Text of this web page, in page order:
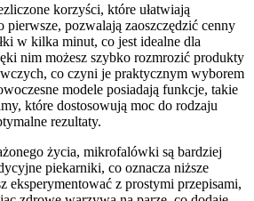
korzyści, które ułatwiają
pierwsze, pozwalają zaoszczędzić cenny
w kilka minut, co jest idealne dla
nim możesz szybko rozmrozić produkty
co czyni je praktycznym wyborem
modele posiadają funkcje, takie
które dostosowują moc do rodzaju
rezultaty.
życia, mikrofalówki są bardziej
piekarniki, co oznacza niższe
eksperymentować z prostymi przepisami,